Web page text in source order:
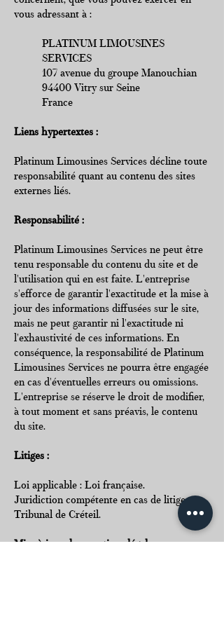
vous adressant à :
PLATINUM LIMOUSINES
SERVICES
107 avenue du groupe Manouchian
94400 Vitry sur Seine
France
Liens hypertextes :
Platinum Limousines Services décline toute
responsabilité quant au contenu des sites
externes liés.
Responsabilité :
Platinum Limousines Services ne peut être
tenu responsable du contenu du site et de
l'utilisation qui en est faite. L'entreprise
s'efforce de garantir l'exactitude et la mise à
jour des informations diffusées sur le site,
mais ne peut garantir ni l'exactitude ni
l'exhaustivité de ces informations. En
conséquence, la responsabilité de Platinum
Limousines Services ne pourra être engagée
en cas d'éventuelles erreurs ou omissions.
L'entreprise se réserve le droit de modifier,
à tout moment et sans préavis, le contenu
du site.
Litiges :
Loi applicable : Loi française.
Juridiction compétente en cas de litige :
Tribunal de Créteil.
Mise à jour des mentions légales :